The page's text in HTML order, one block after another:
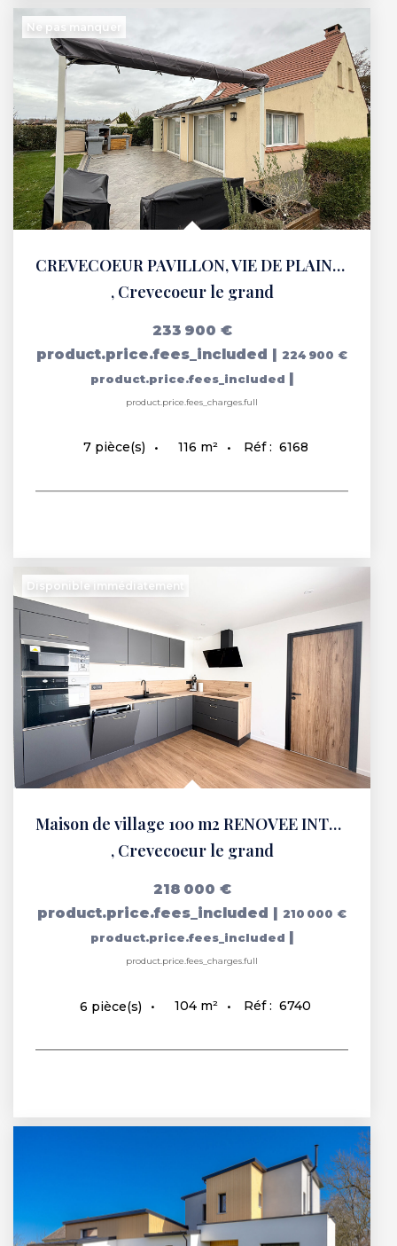
Ne pas manquer
CREVECOEUR PAVILLON, VIE DE PLAIN-PIED
, Crevecoeur le grand
233 900 €
product.price.fees_included | 224 900 €
product.price.fees_included |
product.price.fees_charges.full
7 pièce(s) 116 m² Réf : 6168
Disponible immédiatement
Maison de village 100 m2 RENOVEE INTEGRALEMENT
, Crevecoeur le grand
218 000 €
product.price.fees_included
210 000 €
product.price.fees_included
product.price.fees_charges.full
6 pièce(s) 104 m² Réf : 6740